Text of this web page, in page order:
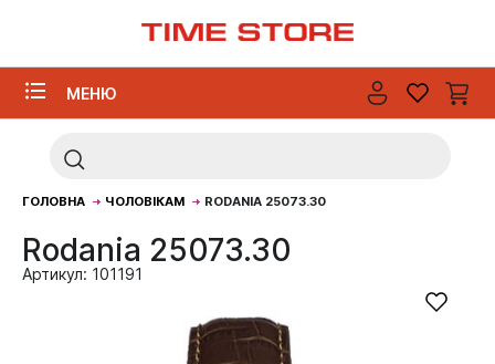
МЕНЮ
ГОЛОВНА ЧОЛОВІКАМ RODANIA 25073.30
Rodania 25073.30
Артикул: 101191